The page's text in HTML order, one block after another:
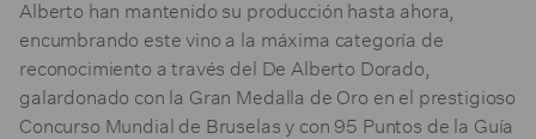
Alberto han mantenido su producción hasta ahora,
encumbrando este vino a la máxima categoría de
reconocimiento a través del De Alberto Dorado,
galardonado con la Gran Medalla de Oro en el prestigioso
Concurso Mundial de Bruselas y con 95 Puntos de la Guía